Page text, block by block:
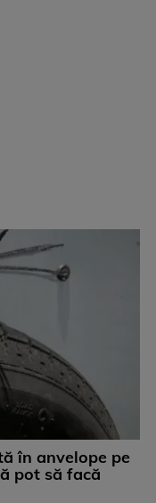
în anvelope pe
pot să facă